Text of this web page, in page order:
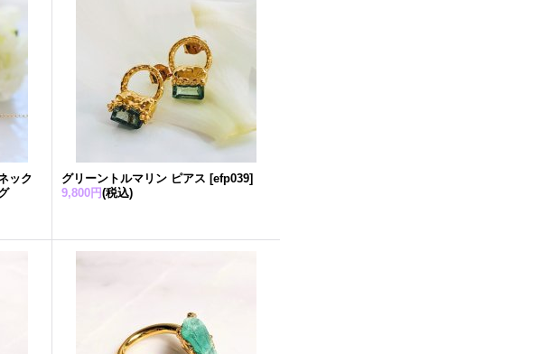
ック
グリーントルマリン ピアス [efp039]
9,800円(税込)